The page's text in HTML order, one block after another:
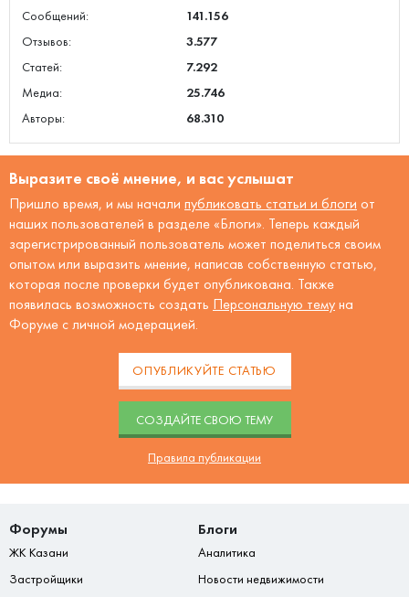
Сообщений:
141.156
Отзывов:
3.577
Статей:
7.292
Медиа:
25.746
Авторы:
68.310
Выразите своё мнение, и вас услышат
Пришло время, и мы начали публиковать статьи и блоги от
наших пользователей в разделе «Блоги». Теперь каждый
зарегистрированный пользователь может поделиться своим
опытом или выразить мнение, написав собственную статью,
которая после проверки будет опубликована. Также
появилась возможность создать Персональную тему на
Форуме с личной модерацией.
ОПУБЛИКУЙТЕ СТАТЬЮ
CОЗДАЙТЕ СВОЮ ТЕМУ
Правила публикации
Форумы
ЖК Казани
Застройщики
Блоги
Аналитика
Новости недвижимости